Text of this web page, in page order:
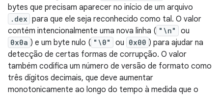
bytes que precisam aparecer no início de um arquivo
.dex para que ele seja reconhecido como tal. O valor
contém intencionalmente uma nova linha ( "\n" ou
0x0a ) e um byte nulo ( "\0" ou 0x00 ) para ajudar na
detecção de certas formas de corrupção. O valor
também codifica um número de versão de formato como
três dígitos decimais, que deve aumentar
monotonicamente ao longo do tempo à medida que o